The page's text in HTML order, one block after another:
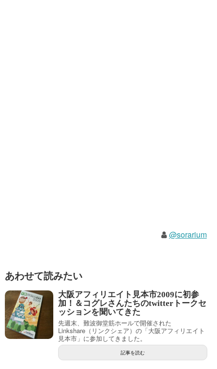
@sorarium
あわせて読みたい
大阪アフィリエイト見本市2009に初参
加！＆コグレさんたちのtwitterトークセ
ッションを聞いてきた
先週末、難波御堂筋ホールで開催された
Linkshare（リンクシェア）の「大阪アフィリエイト
見本市」に参加してきました。
記事を読む